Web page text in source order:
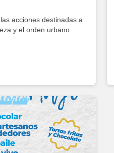
acciones destinadas a
y el orden urbano